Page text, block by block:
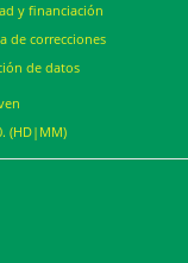
y financiación
de correcciones
de datos
(HD|MM)